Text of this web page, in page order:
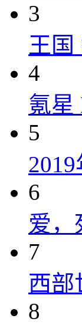
3
王国
4
氪星
5
6
爱，
7
西部
8